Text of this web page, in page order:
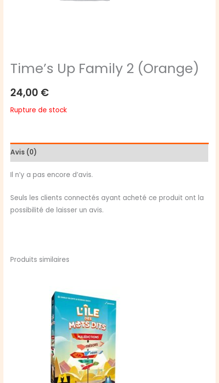
Time’s Up Family 2 (Orange)
24,00 €
Rupture de stock
Avis (0)
Il n’y a pas encore d’avis.
Seuls les clients connectés ayant acheté ce produit ont la
possibilité de laisser un avis.
Produits similaires